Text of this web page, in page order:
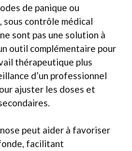
de panique ou
sous contrôle médical
sont pas une solution à
outil complémentaire pour
thérapeutique plus
d’un professionnel
ajuster les doses et
peut aider à favoriser
facilitant